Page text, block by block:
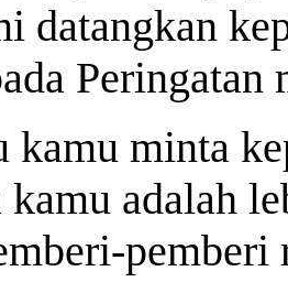
datangkan
Peringatan
kamu minta
kamu adalah
pemberi